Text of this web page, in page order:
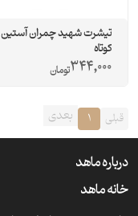
تیشرت شهید چمران آستین
کوتاه
344,000تومان
قبلی 1 بعدی
درباره ماهد
خانه ماهد